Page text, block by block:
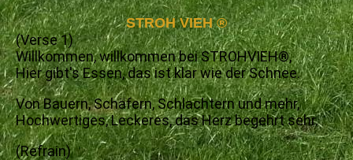
STROH VIEH®
(Verse 1)
Willkommen, willkommen bei STROHVIEH®,
Hier gibt's Essen, das ist klar wie der Schnee.
Von Bauern, Schäfern, Schlachtern und mehr,
Hochwertiges, Leckeres, das Herz begehrt sehr.
(Refrain)